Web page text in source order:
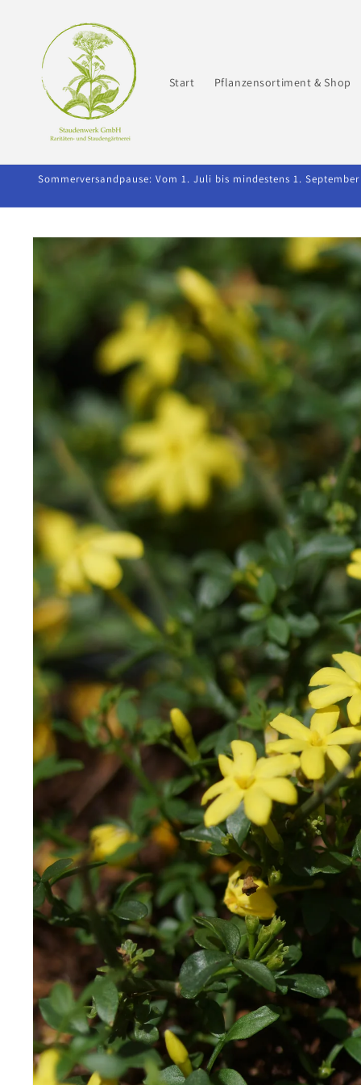
Inhalt
Start Pflanzensortiment & Shop
Sommerversandpause: Vom 1. Juli bis mindestens 1.
Zu
Produktinformationen